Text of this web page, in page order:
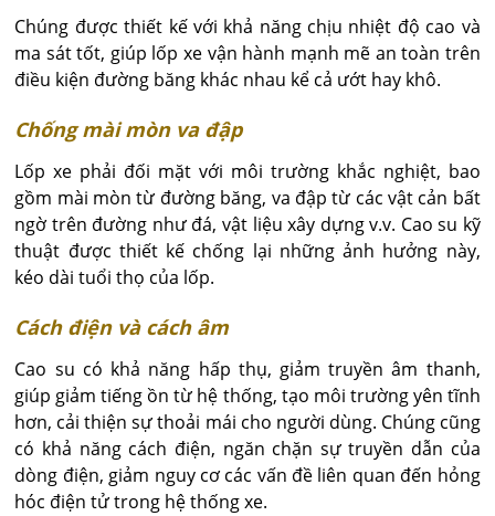
Chúng được thiết kế với khả năng chịu nhiệt độ cao và
ma sát tốt, giúp lốp xe vận hành mạnh mẽ an toàn trên
điều kiện đường băng khác nhau kể cả ướt hay khô.
Chống mài mòn va đập
Lốp xe phải đối mặt với môi trường khắc nghiệt, bao
gồm mài mòn từ đường băng, va đập từ các vật cản bất
ngờ trên đường như đá, vật liệu xây dựng v.v. Cao su kỹ
thuật được thiết kế chống lại những ảnh hưởng này,
kéo dài tuổi thọ của lốp.
Cách điện và cách âm
Cao su có khả năng hấp thụ, giảm truyền âm thanh,
giúp giảm tiếng ồn từ hệ thống, tạo môi trường yên tĩnh
hơn, cải thiện sự thoải mái cho người dùng. Chúng cũng
có khả năng cách điện, ngăn chặn sự truyền dẫn của
dòng điện, giảm nguy cơ các vấn đề liên quan đến hỏng
hóc điện tử trong hệ thống xe.